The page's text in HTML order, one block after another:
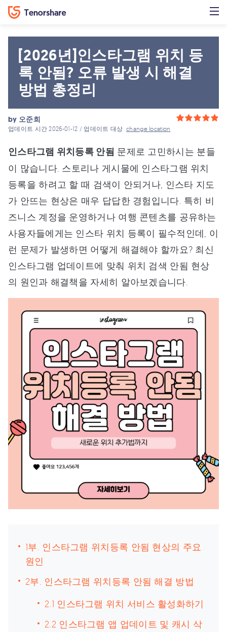
[2026년]인스타그램 위치 등
록 안됨? 오류 발생 시 해결
방법 총정리
by 오준희
업데이트 시간 2026-01-12 / 업데이트 대상 change location
인스타그램 위치등록 안됨 문제로 고민하시는 분들
이 많습니다. 스토리나 게시물에 인스타그램 위치
등록을 하려고 할 때 검색이 안되거나, 인스타 지도
가 안뜨는 현상은 매우 답답한 경험입니다. 특히 비
즈니스 계정을 운영하거나 여행 콘텐츠를 공유하는
사용자들에게는 인스타 위치 등록이 필수적인데, 이
런 문제가 발생하면 어떻게 해결해야 할까요? 최신
인스타그램 업데이트에 맞춰 위치 검색 안됨 현상
의 원인과 해결책을 자세히 알아보겠습니다.
1부. 인스타그램 위치등록 안됨 현상의 주요
원인
2부. 인스타그램 위치등록 안됨 해결 방법
2.1 인스타그램 위치 서비스 활성화하기
2.2 인스타그램 앱 업데이트 및 캐시 삭